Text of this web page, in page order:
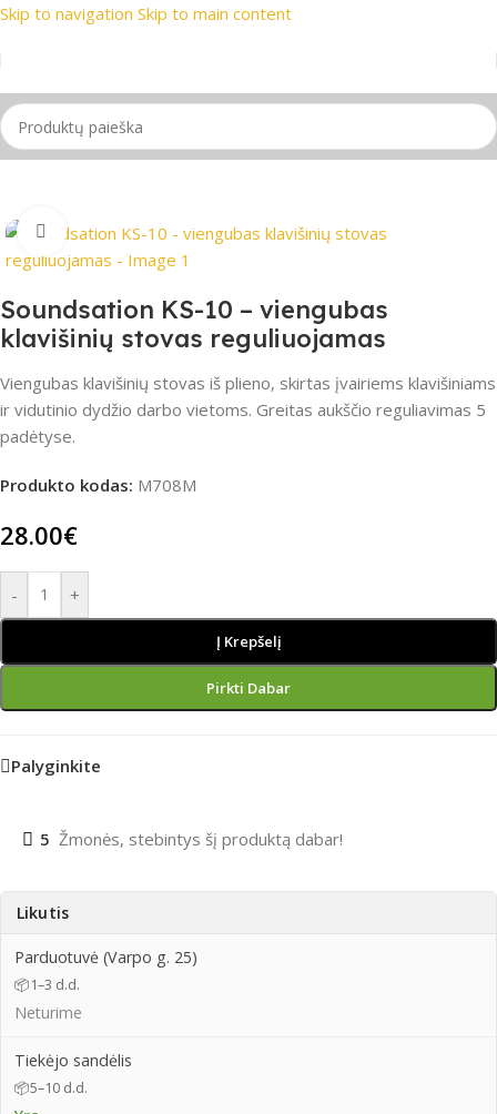
Skip to navigation Skip to main content
📦 Nemokamas
Pradžia/Stovai
Spustelėkite, jei norite padidinti
Soundsation KS-10 – viengubas
klavišinių stovas reguliuojamas
Viengubas klavišinių stovas iš plieno, skirtas įvairiems klavišiniams
ir vidutinio dydžio darbo vietoms. Greitas aukščio reguliavimas 5
padėtyse.
Produkto kodas: M708M
28.00€
- +
Į Krepšelį
Pirkti Dabar
Palyginkite
5 Žmonės, stebintys šį produktą dabar!
Likutis
Parduotuvė (Varpo g. 25)
📦1–3 d.d.
Neturime
Tiekėjo sandėlis
📦5–10 d.d.